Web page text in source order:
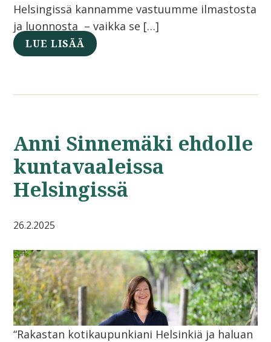
Helsingissä kannamme vastuumme ilmastosta
ja luonnosta – vaikka se […]
LUE LISÄÄ
Anni Sinnemäki ehdolle
kuntavaaleissa
Helsingissä
26.2.2025
“Rakastan kotikaupunkiani Helsinkiä ja haluan